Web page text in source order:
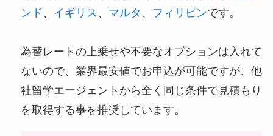
ンド 、 イギリス 、 マルタ 、 フィリピンです。
為替レートの上乗せや不要なオプションは入れて
ないので、業界最安値でお申込が可能ですが、他
社留学エージェントから全く同じ条件で見積もり
を取得する事を推奨しています。